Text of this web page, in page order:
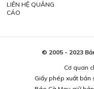
LIÊN HỆ QUẢNG
CÁO
© 2005 - 2023
Cơ quan
Giấy phép xuất bản